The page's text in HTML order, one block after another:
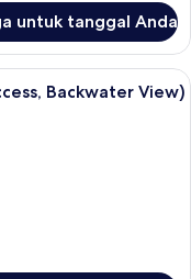
untuk tanggal Anda
minibar, brankas,
Backwater View)